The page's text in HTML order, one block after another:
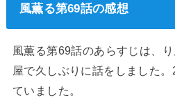
風薫る第69話の感想
風薫る第69話のあらすじは、
屋で久しぶりに話をしました
ていました。